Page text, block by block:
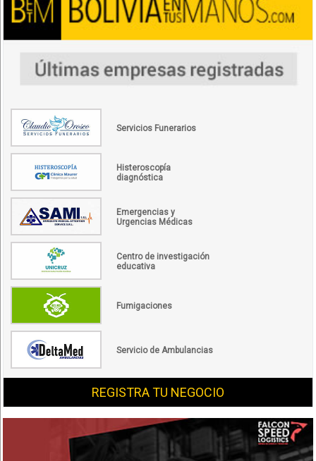
Servicios Funerarios
Histeroscopía
diagnóstica
Emergencias y
Urgencias Médicas
Centro de investigación
educativa
Fumigaciones
Servicio de Ambulancias
REGISTRA TU NEGOCIO